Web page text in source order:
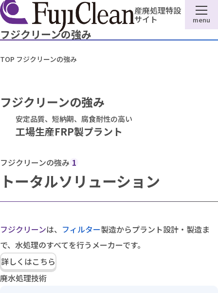
産廃処理特設
サイト menu
フジクリーンの強み
TOP フジクリーンの強み
フジクリーンの強み
安定品質、短納期、腐食耐性の高い
工場生産FRP製プラント
フジクリーンの強み 1
トータルソリューション
フジクリーンは、 フィルター製造からプラント設計・製造ま
で、水処理のすべてを行うメーカーです。
詳しくはこちら
廃水処理技術